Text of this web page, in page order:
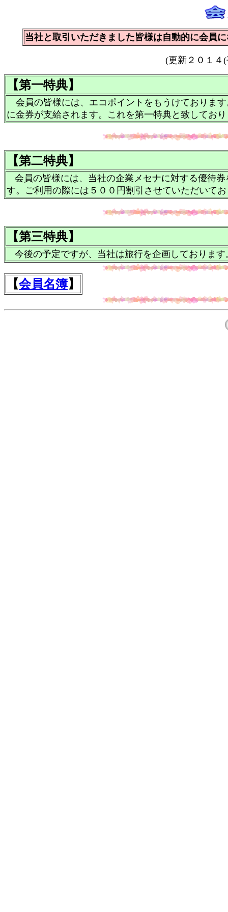
当社と取引いただきました皆様は自動的に会員
(更新２０１４
【第一特典】
会員の皆様には、エコポイントをもうけておりま
に金券が支給されます。これを第一特典と致してお
【第二特典】
会員の皆様には、当社の企業メセナに対する優待
す。ご利用の際には５００円割引させていただいて
【第三特典】
今後の予定ですが、当社は旅行を企画しておりま
【会員名簿】